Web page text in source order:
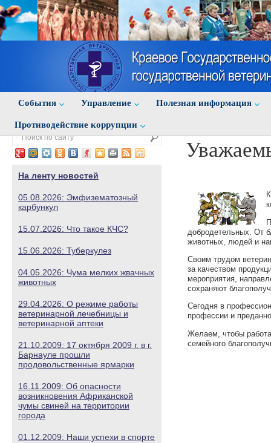
События Управление Полезная информация
Противодействие коррупции
На ленту новостей
05.08.2026: Эмфизематозный
карбункул
15.07.2026: Что такое КЧС?
15.06.2026: Туберкулез
04.05.2026: Чума мелких жвачных
животных
29.04.2026: О режиме работы
ветеринарной лечебницы и
ветеринарной аптеки
21.10.2009: 17 октября 2009 г. в г.
Барнауле прошли
продовольственные ярмарки
16.11.2009: Об опасности
возникновения Африканской
чумы свиней на территории
города
01.12.2009: Наши успехи в спорте
добродетельных. От
животных, людей и
Своим трудом
за качеством
мероприятия,
сохраняют
Сегодня в
профессии и
Желаем, чтобы
семейного